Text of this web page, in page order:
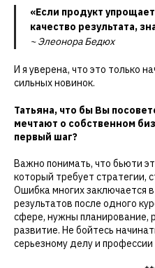
«Если продукт
качество результата,
~ Элеонора Бедюх
И я уверена, что это только
сильных новинок.
Татьяна, что бы Вы
мечтают о собственном
первый шаг?
Важно понимать, что бьюти
который требует стратегии,
Ошибка многих заключается
результатов после одного
сфере, нужны планирование,
развитие. Не бойтесь
серьезному делу и